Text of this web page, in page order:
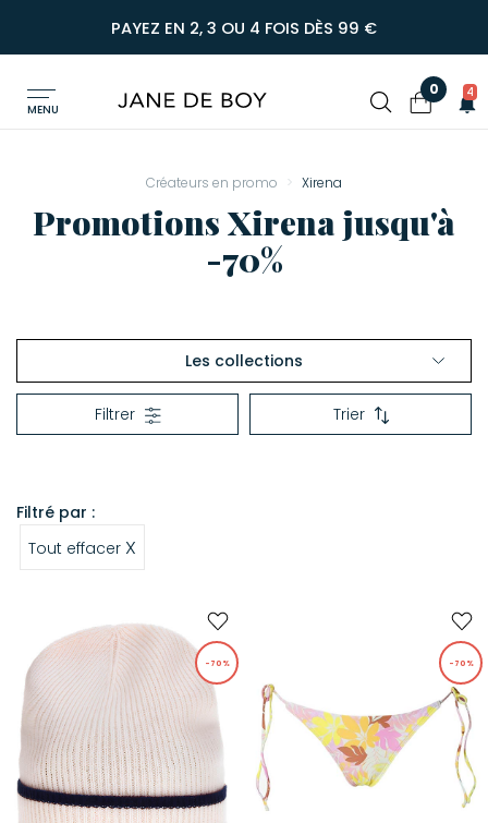
PAYEZ EN 2, 3 OU 4 FOIS DÈS 99 €
MENU
0 4
Créateurs en promo Xirena
Promotions Xirena jusqu'à
-70%
Les collections
Voir tout Xirena
Filtrer
Trier
Filtré par :
Tout effacer X
-70% -70%